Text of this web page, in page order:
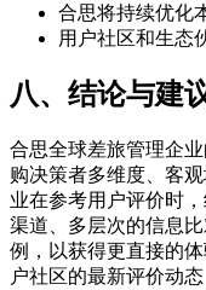
合思将持续优化
用户社区和生态
八、结论与建
合思全球差旅管理企
购决策者多维度、客
业在参考用户评价时
渠道、多层次的信息
例，以获得更直接的
户社区的最新评价动